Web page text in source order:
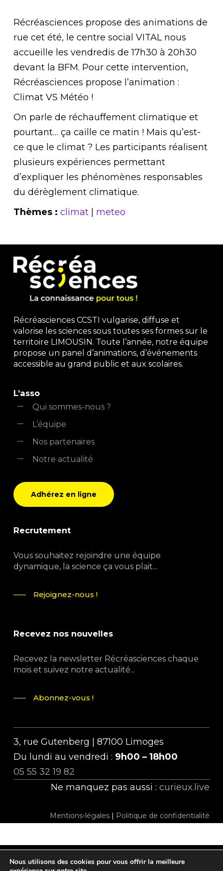
Récréasciences propose des animations de
rue cet été, le centre social VITAL nous
accueille les vendredis de 17h30 à 20h30
devant la BFM. Pour cette intervention,
Récréasciences propose l’animation :
Climat VS Météo !
On parle de réchauffement climatique et
pourtant… ça caille ce matin ! Mais qu’est-
ce que le climat ? Les participants réalisent
plusieurs expériences permettant
d’expliquer les phénomènes responsables
du dérèglement climatique.
Thèmes : climat| meteo
Récréasciences CCSTI vulgarise, diffuse et
valorise les sciences sous toutes ses formes sur le
territoire LIMOUSIN. Toute l’année, notre équipe
propose un panel d’animations, d’événements
accessible au grand public et aux scolaires.
L’asso
Qui sommes-nous ?
L’équipe
Nos partenaires
Notre actualité
Adhérez en ligne
Recrutement
Vous souhaitez rejoindre une équipe
dynamique, la science ça vous plait...
Rejoignez-nous !
Recevez nos nouvelles
Recevez la newsletter Récréasciences chaque
mois et suivez notre actualité...
Abonnez-vous !
3, rue Gutenberg | 87100 Limoges
Du lundi au vendredi : 9h00 – 18h00
05 55 32 19 82
Ne manquez pas aussi :curieux.live
Mentions-légales | Politique de confidentialité
twitter facebook linkedin instagramtiktok
Nous utilisons des cookies pour vous offrir la meilleure